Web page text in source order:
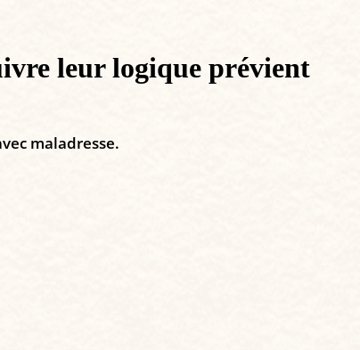
leur logique prévient
maladresse.